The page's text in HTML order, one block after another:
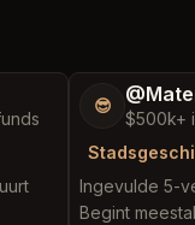
😎
$500k+
Ingevulde 5-
Begint